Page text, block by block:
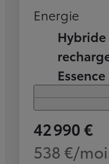
Energie
Hybride
Essence
42 990 €
538 €/